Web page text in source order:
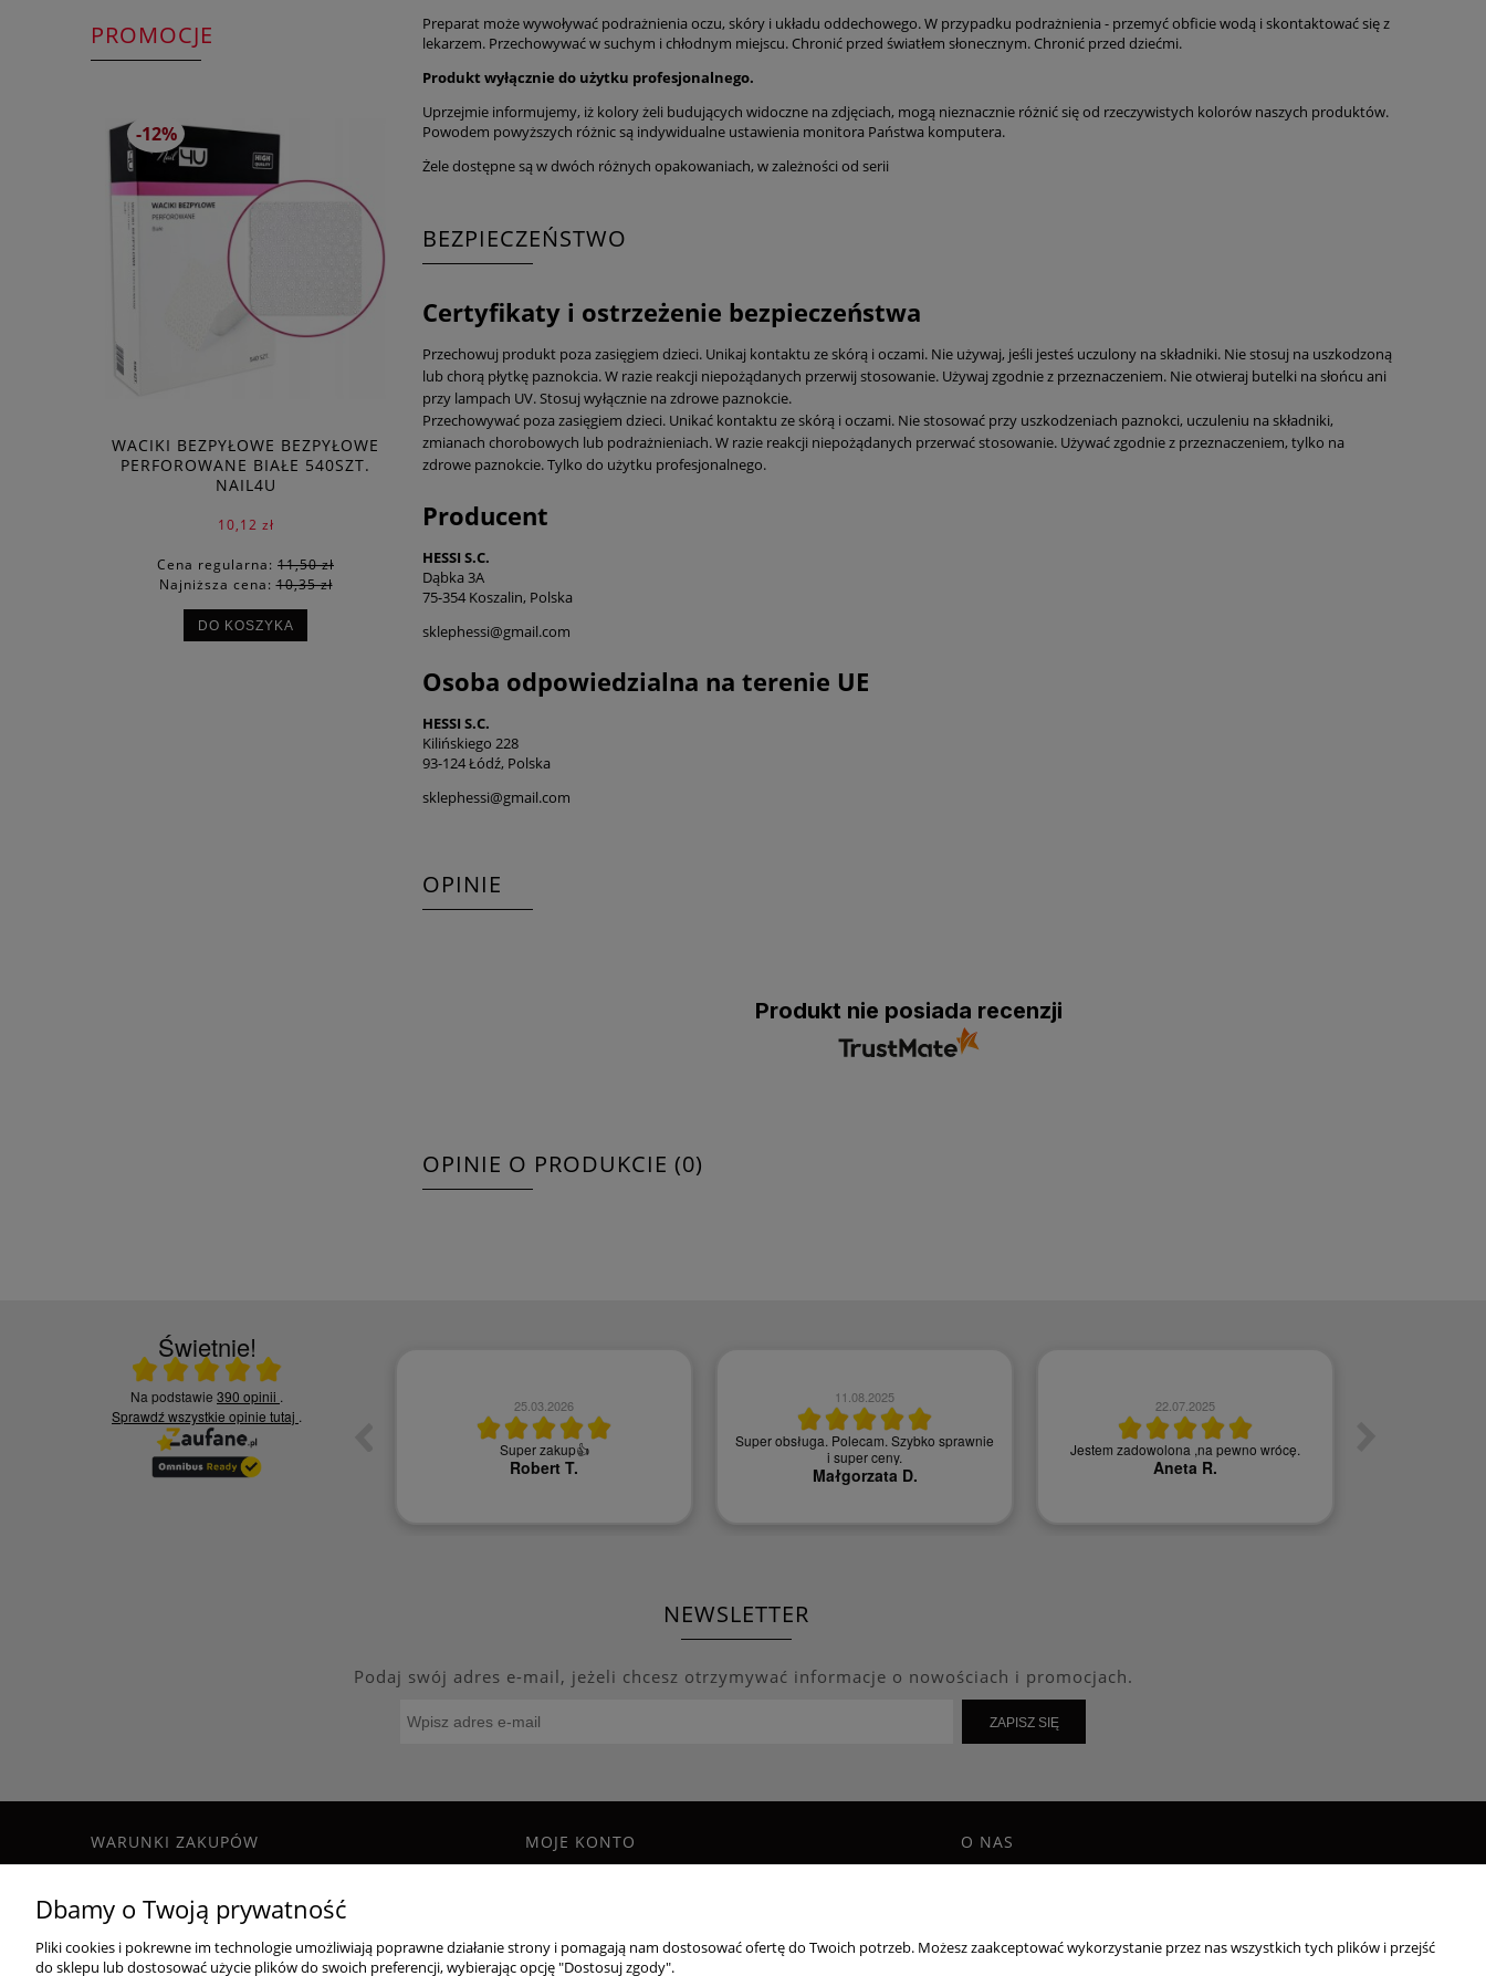
PROMOCJE
-12%
WACIKI BEZPYŁOWE BEZPYŁOWE
PERFOROWANE BIAŁE 540SZT.
NAIL4U
10,12 zł
Cena regularna: 11,50 zł
Najniższa cena:10,35 zł
DO KOSZYKA
Preparat może wywoływać podrażnienia oczu, skóry i układu oddechowego. W przypadku podrażnienia - przemyć obficie wodą i skontaktować się z
lekarzem. Przechowywać w suchym i chłodnym miejscu. Chronić przed światłem słonecznym. Chronić przed dziećmi.
Produkt wyłącznie do użytku profesjonalnego.
Uprzejmie informujemy, iż kolory żeli budujących widoczne na zdjęciach, mogą nieznacznie różnić się od rzeczywistych kolorów naszych produktów.
Powodem powyższych różnic są indywidualne ustawienia monitora Państwa komputera.
Żele dostępne są w dwóch różnych opakowaniach, w zależności od serii
BEZPIECZEŃSTWO
Certyfikaty i ostrzeżenie bezpieczeństwa
Przechowuj produkt poza zasięgiem dzieci. Unikaj kontaktu ze skórą i oczami. Nie używaj, jeśli jesteś uczulony na składniki. Nie stosuj na uszkodzoną
lub chorą płytkę paznokcia. W razie reakcji niepożądanych przerwij stosowanie. Używaj zgodnie z przeznaczeniem. Nie otwieraj butelki na słońcu ani
przy lampach UV. Stosuj wyłącznie na zdrowe paznokcie.
Przechowywać poza zasięgiem dzieci. Unikać kontaktu ze skórą i oczami. Nie stosować przy uszkodzeniach paznokci, uczuleniu na składniki,
zmianach chorobowych lub podrażnieniach. W razie reakcji niepożądanych przerwać stosowanie. Używać zgodnie z przeznaczeniem, tylko na
zdrowe paznokcie. Tylko do użytku profesjonalnego.
Producent
HESSI S.C.
Dąbka 3A
75-354 Koszalin, Polska
sklephessi@gmail.com
Osoba odpowiedzialna na terenie UE
HESSI S.C.
Kilińskiego 228
93-124 Łódź, Polska
sklephessi@gmail.com
OPINIE
Produkt nie posiada recenzji
OPINIE O PRODUKCIE (0)
Świetnie!
Ocena średnia 5 na 5
Na podstawie 390 opinii .
Sprawdź wszystkie opinie tutaj .
10.06.2026
Czy jesteś zadowolony z jakości naszych
usług? - Zadowolona tak polecę
Kamila S.
25.03.2026
Super zakup👍
Robert T.
11.08.2025
Super obsługa. Polecam. Szybko sprawnie
i super ceny.
Małgorzata D.
22.07.2025
Jestem zadowolona ,na pewno wrócę.
Aneta R.
NEWSLETTER
Podaj swój adres e-mail, jeżeli chcesz otrzymywać informacje o nowościach i promocjach.
ZAPISZ SIĘ
WARUNKI ZAKUPÓW
Formy płatności
Czas i koszty dostawy
Zwroty i reklamacje
Polityka prywatności
MOJE KONTO
Przechowalnia
O NAS
Dbamy o Twoją prywatność
Pliki cookies i pokrewne im technologie umożliwiają poprawne działanie strony i pomagają nam dostosować ofertę do Twoich potrzeb. Możesz zaakceptować wykorzystanie przez nas wszystkich tych plików i przejść
do sklepu lub dostosować użycie plików do swoich preferencji, wybierając opcję "Dostosuj zgody".